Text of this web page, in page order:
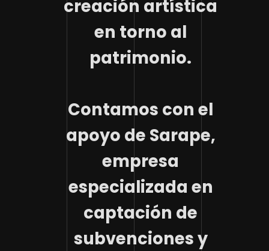
creación artística
en torno al
patrimonio.
Contamos con el
apoyo de Sarape,
empresa
especializada en
captación de
subvenciones y